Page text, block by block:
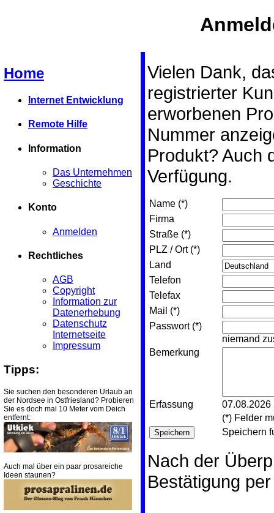
Home
Internet Entwicklung
Remote Hilfe
Information
Das Unternehmen
Geschichte
Konto
Anmelden
Rechtliches
AGB
Copyright
Information zur
Datenerhebung
Datenschutz
Internetseite
Impressum
Tipps:
Sie suchen den besonderen Urlaub an
der Nordsee in Ostfriesland? Probieren
Sie es doch mal 10 Meter vom Deich
entfernt:
Auch mal über ein paar prosareiche
Ideen staunen?
Vielen Dank,
registrierter
erworbenen
Nummer
Produkt? Auch
Verfügung.
Name (*)
Firma
Straße (*)
PLZ / Ort (*)
Land
Telefon
Telefax
Mail (*)
Passwort (*)
niemand
Bemerkung
Erfassung
07.08.2026
(*) Felder
Speichern
Nach der
Bestätigung